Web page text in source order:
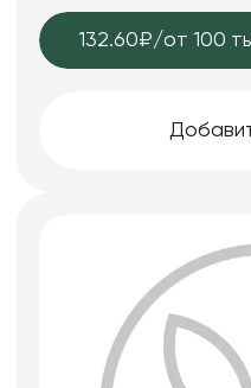
132.60₽/от 100